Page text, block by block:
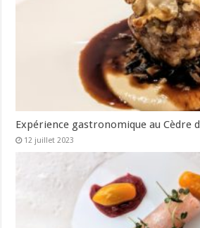
Expérience gastronomique au Cèdre
12 juillet 2023